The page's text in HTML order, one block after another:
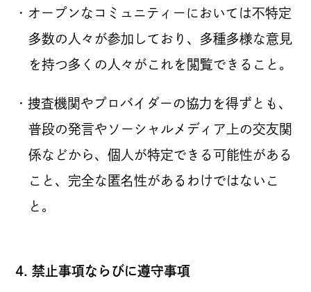
・オープンなコミュニティーにおいては不特定
多数の人々が参加しており、多種多様な意見
を持つ多くの人々がこれを閲覧できること。
・捜査機関やプロバイダーの協力を得ずとも、
普段の発言やソーシャルメディア上の交友関
係などから、個人が特定できる可能性がある
こと、完全な匿名性があるわけではないこ
と。
4. 禁止事項ならびに遵守事項